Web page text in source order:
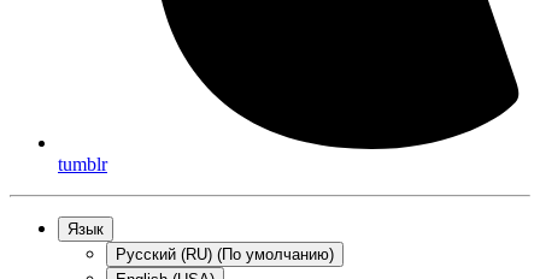
tumblr
Язык
Русский (RU) (По умолчанию)